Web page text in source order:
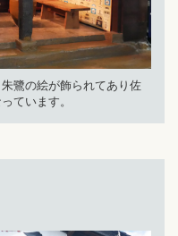
鷺の絵が飾られてあり佐
ています。